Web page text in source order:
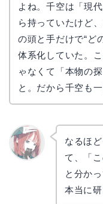
よね。千空は「現
ら持っていたけど
の頭と手だけで“ど
体系化していた。
ゃなくて「本物の
と。だから千空も
なるほ
て、「
と分か
本当に